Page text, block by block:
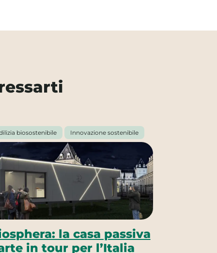
biosostenibile Innovazione sostenibile
la casa passiva
in tour per l’Italia